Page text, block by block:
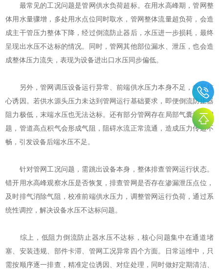
最常见的工况问题是管网供水负荷超标。在用水高峰期，管网整
体用水量骤增，多处用水点位同时取水，管网整体流量超负荷，会造
成主干管压力整体下降，经过倒流防止器后，水压进一步损耗，最终
呈现出水压不达标的情况。同时，管网其他部位漏水、泄压，也会造
成整体压力流失，表现为设备进出口水压同步偏低。
另外，管网调压设备运行异常、前端供水压力本身不足，也是核
心诱因。若供水源头压力未达到管网运行基础要求，即便倒流防止器
阻力极低，末端水压也无法达标。还有部分管网存在局部气囊堆积问
题，管道高点积气会形成气阻，阻碍水流正常流通，造成压力传递不
畅，引发设备后端水压不足。
针对管网工况问题，需跳出设备本身，整体排查管网运行状态。
错开用水高峰观察水压是否恢复，排查管网是否存在渗漏泄压点位，
及时排气消除气阻，校准前端供水压力，调整管网运行负荷，通过系
统性调控，解决设备水压不达标问题。
综上，低阻力倒流防止器水压不达标，核心问题集中在通道堵
塞、安装违规、部件卡滞、管网工况异常四个方面。日常运维中，只
需按顺序逐一排查，精准定位诱因、对症处理，同时做好定期清洁、